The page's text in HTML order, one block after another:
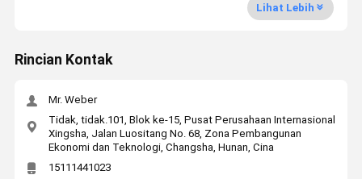
Lihat Lebih
Rincian Kontak
Mr. Weber
Tidak, tidak.101, Blok ke-15, Pusat Perusahaan Internasional
Xingsha, Jalan Luositang No. 68, Zona Pembangunan
Ekonomi dan Teknologi, Changsha, Hunan, Cina
15111441023